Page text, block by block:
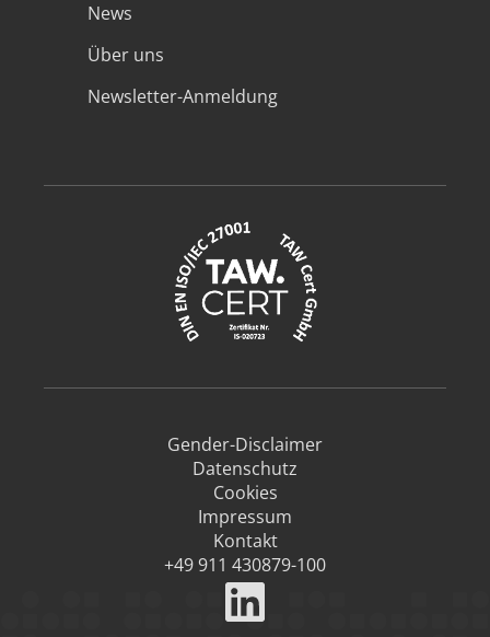
News
Über uns
Newsletter-Anmeldung
Gender-Disclaimer
Datenschutz
Cookies
Impressum
Kontakt
+49 911 430879-100